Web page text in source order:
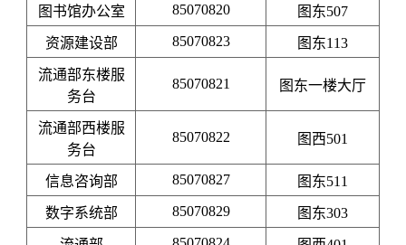
图书馆办公室 85070820 图东507
资源建设部 85070823 图东113
流通部东楼服
务台
85070821 图东一楼大厅
流通部西楼服
务台
85070822 图西501
信息咨询部 85070827 图东511
数字系统部 85070829 图东303